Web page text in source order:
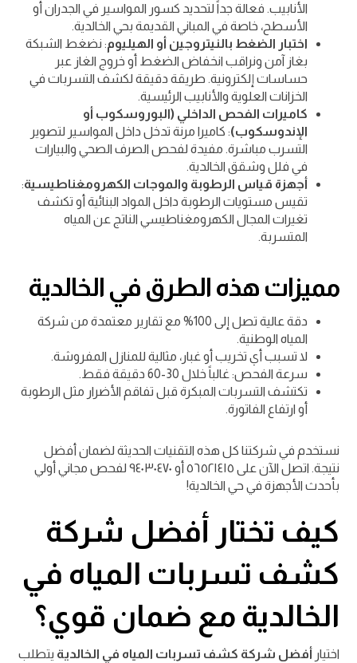
الأنابيب. فعالة جداً لتحديد كسور المواسير في الجدران أو
الأسطح، خاصة في المباني القديمة بحي الخالدية.
اختبار الضغط بالنيتروجين أو الهيليوم: نضغط الشبكة
بغاز آمن ونراقب انخفاض الضغط أو خروج الغاز عبر
حساسات إلكترونية. طريقة دقيقة لكشف التسربات في
الخزانات العلوية والأنابيب الرئيسية.
كاميرات الفحص الداخلي (البوروسكوب أو
الإندوسكوب): كاميرا مرنة تدخل داخل المواسير لتصوير
التسرب مباشرة. مفيدة لفحص الصرف الصحي والبيارات
في فلل وشقق الخالدية.
أجهزة قياس الرطوبة والموجات الكهرومغناطيسية:
تقيس مستويات الرطوبة داخل المواد البنائية أو تكشف
تغيرات المجال الكهرومغناطيسي الناتج عن المياه
المتسربة.
مميزات هذه الطرق في الخالدية
دقة عالية تصل إلى 100% مع تقارير معتمدة من شركة
المياه الوطنية.
لا تسبب أي تخريب أو غبار، مثالية للمنازل المفروشة.
سرعة الفحص: غالباً خلال 30-60 دقيقة فقط.
تكتشف التسربات المبكرة قبل تفاقم الأضرار مثل الرطوبة
أو ارتفاع الفاتورة.
نستخدم في شركتنا كل هذه التقنيات الحديثة لضمان أفضل
نتيجة. اتصل الآن على ٥٦٥٢١٤١٥ أو ٩٤٠٣٠٤٧٠ لفحص مجاني أولي
بأحدث الأجهزة في حي الخالدية!
كيف تختار أفضل شركة
كشف تسربات المياه في
الخالدية مع ضمان قوي؟
اختيار أفضل شركة كشف تسربات المياه في الخالدية يتطلب